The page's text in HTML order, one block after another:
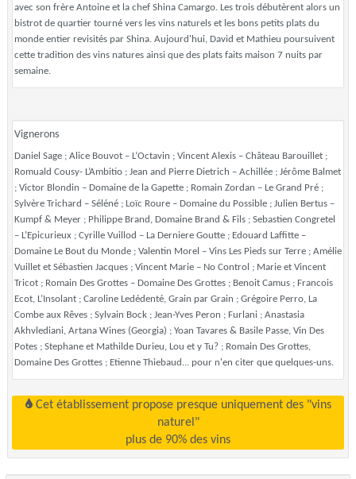
avec son frère Antoine et la chef Shina Camargo. Les trois débutèrent alors un
bistrot de quartier tourné vers les vins naturels et les bons petits plats du
monde entier revisités par Shina. Aujourd'hui, David et Mathieu poursuivent
cette tradition des vins natures ainsi que des plats faits maison 7 nuits par
semaine.
Vignerons
Daniel Sage ; Alice Bouvot – L’Octavin ; Vincent Alexis – Château Barouillet ;
Romuald Cousy- L’Ambitio ; Jean and Pierre Dietrich – Achillée ; Jérôme Balmet
; Victor Blondin – Domaine de la Gapette ; Romain Zordan – Le Grand Pré ;
Sylvère Trichard – Séléné ; Loïc Roure – Domaine du Possible ; Julien Bertus –
Kumpf & Meyer ; Philippe Brand, Domaine Brand & Fils ; Sebastien Congretel
– L’Epicurieux ; Cyrille Vuillod – La Derniere Goutte ; Edouard Laffitte –
Domaine Le Bout du Monde ; Valentin Morel – Vins Les Pieds sur Terre ; Amélie
Vuillet et Sébastien Jacques ; Vincent Marie – No Control ; Marie et Vincent
Tricot ; Romain Des Grottes – Domaine Des Grottes ; Benoit Camus ; Francois
Ecot, L’Insolant ; Caroline Ledédenté, Grain par Grain ; Grégoire Perro, La
Combe aux Rêves ; Sylvain Bock ; Jean-Yves Peron ; Furlani ; Anastasia
Akhvlediani, Artana Wines (Georgia) ; Yoan Tavares & Basile Passe, Vin Des
Potes ; Stephane et Mathilde Durieu, Lou et y Tu? ; Romain Des Grottes,
Domaine Des Grottes ; Etienne Thiebaud... pour n'en citer que quelques-uns.
Cet établissement propose presque uniquement des "vins
naturel"
plus de 90% des vins